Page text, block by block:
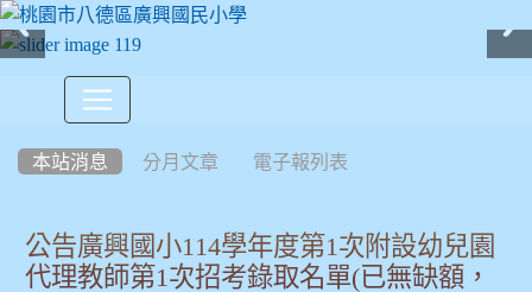
本站消息 分月文章 電子報列表
公告廣興國小114學年度第1次附設幼兒園
代理教師第1次招考錄取名單(已無缺額，